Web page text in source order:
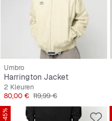
Umbro
Harrington Jacket
2 Kleuren
Prijs
80,00 € Originele Prijs
119,99 €
-45%